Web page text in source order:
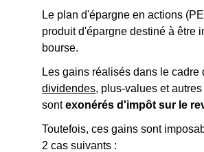
Le plan d'épargne en actions
produit d'épargne destiné à être
bourse.
Les gains réalisés dans le cadre
dividendes, plus-values et
sontexonérés d'impôt sur le
Toutefois, ces gains sont
2 cas suivants :